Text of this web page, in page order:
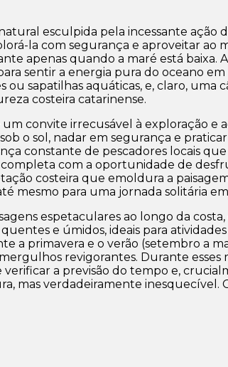
esculpida pela incessante ação
la com segurança e aproveitar
apenas quando a maré está
sentir a energia pura do oceano
sapatilhas aquáticas, e, claro, uma
costeira catarinense.
convite irrecusável à exploração
o sol, nadar em segurança e
constante de pescadores locais
com a oportunidade de
costeira que emoldura a
mesmo para uma jornada solitária
espetaculares ao longo da
e úmidos, ideais para atividades
a primavera e o verão (setembro a
revigorantes. Durante
a previsão do tempo e,
mas verdadeiramente inesquecível.